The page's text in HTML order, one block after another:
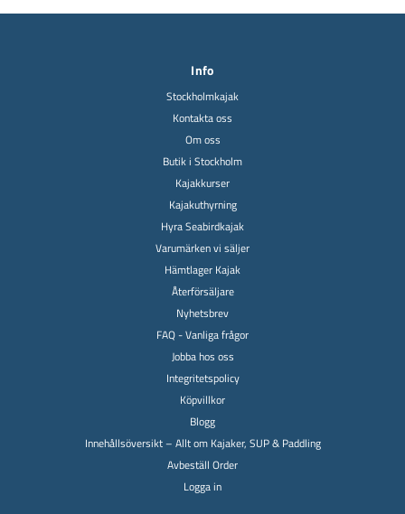
Info
Stockholmkajak
Kontakta oss
Om oss
Butik i Stockholm
Kajakkurser
Kajakuthyrning
Hyra Seabirdkajak
Varumärken vi säljer
Hämtlager Kajak
Återförsäljare
Nyhetsbrev
FAQ - Vanliga frågor
Jobba hos oss
Integritetspolicy
Köpvillkor
Blogg
Innehållsöversikt – Allt om Kajaker, SUP & Paddling
Avbeställ Order
Logga in